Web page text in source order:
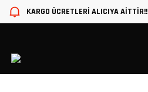
KARGO ÜCRETLERİ ALICIYA AİTTİR!!